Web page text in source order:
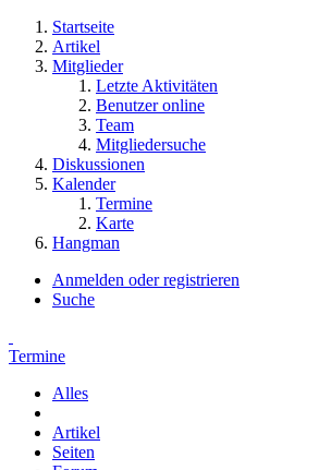
Startseite
Artikel
Mitglieder
Letzte Aktivitäten
Benutzer online
Team
Mitgliedersuche
Diskussionen
Kalender
Termine
Karte
Hangman
Anmelden oder registrieren
Suche
Termine
Alles
Artikel
Seiten